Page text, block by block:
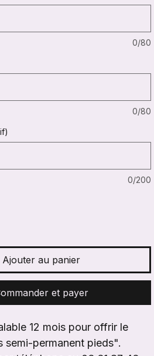
0/80
0/80
0/200
Ajouter au panier
et payer
12 mois pour offrir le
semi-permanent pieds".